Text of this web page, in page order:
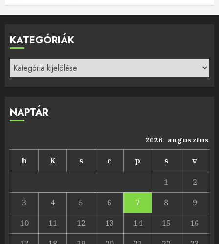
KATEGÓRIÁK
Kategóriák
NAPTÁR
2026. augusztus
h K s c p s
v
1
2
3
4 5 6 7 8
9
10
11 12 13 14 15
16